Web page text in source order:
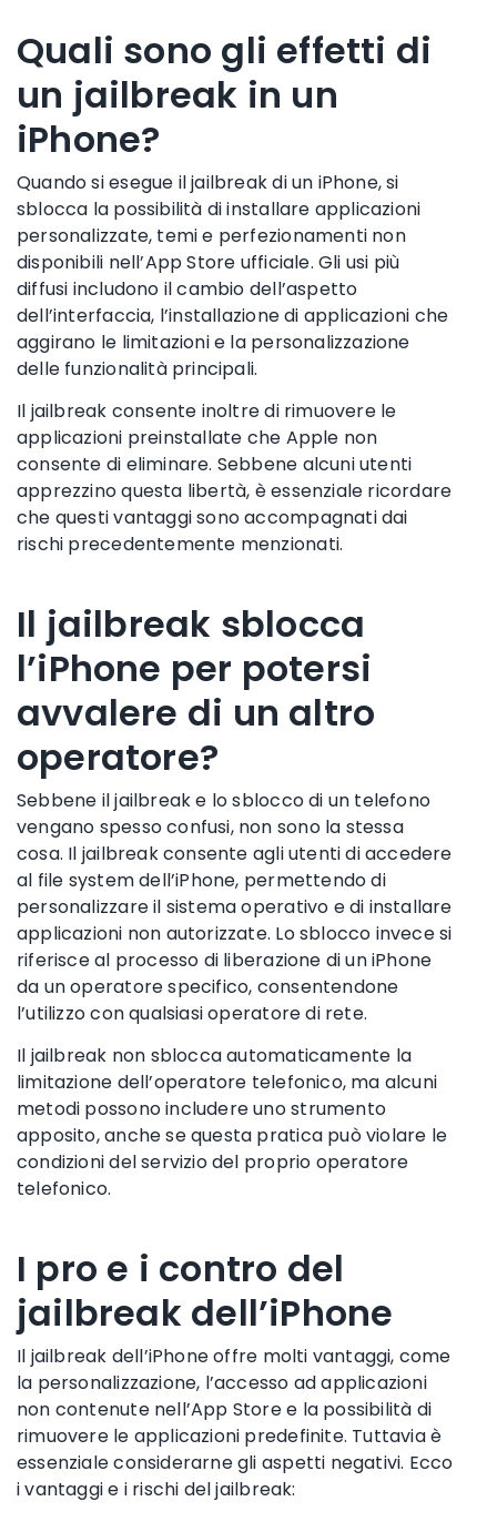
Quali sono gli effetti di
un jailbreak in un
iPhone?
Quando si esegue il jailbreak di un iPhone, si
sblocca la possibilità di installare applicazioni
personalizzate, temi e perfezionamenti non
disponibili nell’App Store ufficiale. Gli usi più
diffusi includono il cambio dell’aspetto
dell’interfaccia, l’installazione di applicazioni che
aggirano le limitazioni e la personalizzazione
delle funzionalità principali.
Il jailbreak consente inoltre di rimuovere le
applicazioni preinstallate che Apple non
consente di eliminare. Sebbene alcuni utenti
apprezzino questa libertà, è essenziale ricordare
che questi vantaggi sono accompagnati dai
rischi precedentemente menzionati.
Il jailbreak sblocca
l’iPhone per potersi
avvalere di un altro
operatore?
Sebbene il jailbreak e lo sblocco di un telefono
vengano spesso confusi, non sono la stessa
cosa. Il jailbreak consente agli utenti di accedere
al file system dell’iPhone, permettendo di
personalizzare il sistema operativo e di installare
applicazioni non autorizzate. Lo sblocco invece si
riferisce al processo di liberazione di un iPhone
da un operatore specifico, consentendone
l’utilizzo con qualsiasi operatore di rete.
Il jailbreak non sblocca automaticamente la
limitazione dell’operatore telefonico, ma alcuni
metodi possono includere uno strumento
apposito, anche se questa pratica può violare le
condizioni del servizio del proprio operatore
telefonico.
I pro e i contro del
jailbreak dell’iPhone
Il jailbreak dell’iPhone offre molti vantaggi, come
la personalizzazione, l’accesso ad applicazioni
non contenute nell’App Store e la possibilità di
rimuovere le applicazioni predefinite. Tuttavia è
essenziale considerarne gli aspetti negativi. Ecco
i vantaggi e i rischi del jailbreak: